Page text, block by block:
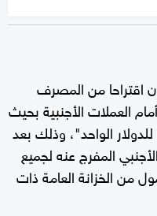
اقتراحا من المصرف
العملات الأجنبية بحيث
5.95 دينار و6.15 دينار للدولار الواحد"، وذلك بعد
النقد الأجنبي المفرج عنه لجميع
من الخزانة العامة ذات